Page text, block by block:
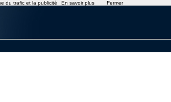
du trafic et la publicité En savoir plus Fermer